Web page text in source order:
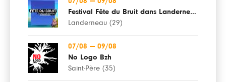
Festival Fête du Bruit dans Landerneau
Landerneau (29)
07/08 — 09/08
No Logo Bzh
Saint-Père (35)